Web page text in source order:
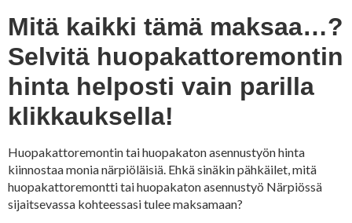
Mitä kaikki tämä maksaa…?
Selvitä huopakattoremontin
hinta helposti vain parilla
klikkauksella!
Huopakattoremontin tai huopakaton asennustyön hinta
kiinnostaa monia närpiöläisiä. Ehkä sinäkin pähkäilet, mitä
huopakattoremontti tai huopakaton asennustyö Närpiössä
sijaitsevassa kohteessasi tulee maksamaan?